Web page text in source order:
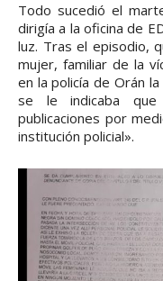
Todo sucedió el
dirigía a la oficina de
luz. Tras el episodio,
mujer, familiar de la
en la policía de Orán
se le indicaba que
publicaciones por
institución policial».